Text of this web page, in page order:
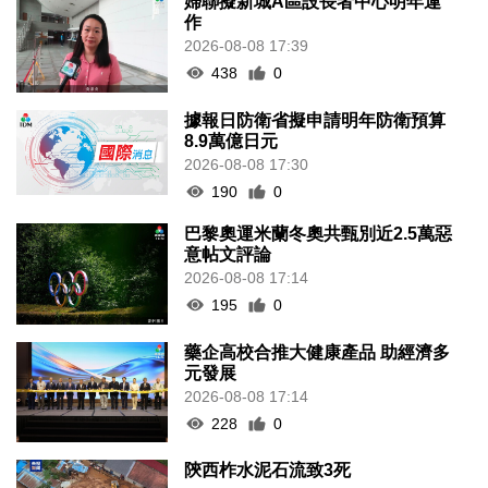
作
2026-08-08 17:39
438
0
據報日防衛省擬申請明年防衛預算
8.9萬億日元
2026-08-08 17:30
190
0
巴黎奧運米蘭冬奧共甄別近2.5萬惡
意帖文評論
2026-08-08 17:14
195
0
藥企高校合推大健康產品 助經濟多
元發展
2026-08-08 17:14
228
0
陝西柞水泥石流致3死